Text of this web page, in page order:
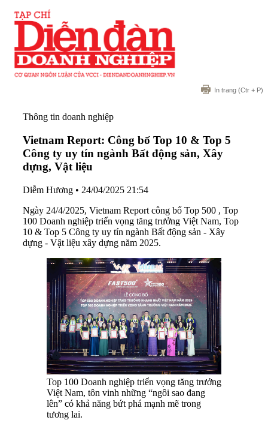
In trang (Ctr + P)
Thông tin doanh nghiệp
Vietnam Report: Công bố Top 10 & Top 5
Công ty uy tín ngành Bất động sản, Xây
dựng, Vật liệu
Diễm Hương • 24/04/2025 21:54
Ngày 24/4/2025, Vietnam Report công bố Top 500 , Top
100 Doanh nghiệp triển vọng tăng trưởng Việt Nam, Top
10 & Top 5 Công ty uy tín ngành Bất động sản - Xây
dựng - Vật liệu xây dựng năm 2025.
Top 100 Doanh nghiệp triển vọng tăng trưởng
Việt Nam, tôn vinh những “ngôi sao đang
lên” có khả năng bứt phá mạnh mẽ trong
tương lai.